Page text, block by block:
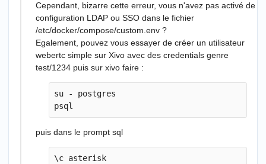
Cependant, bizarre cette erreur, vous n'avez pas activé de
configuration LDAP ou SSO dans le fichier
/etc/docker/compose/custom.env ?
Egalement, pouvez vous essayer de créer un utilisateur
webertc simple sur Xivo avec des credentials genre
test/1234 puis sur xivo faire :
su - postgres
puis dans le prompt sql
\c asterisk